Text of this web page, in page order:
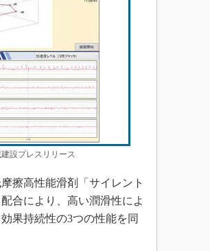
設プレスリリース
擦高性能滑剤「サイレント
合により、高い潤滑性によ
果持続性の3つの性能を同